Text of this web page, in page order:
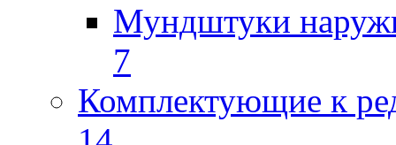
Мундштуки
7
Комплектующие к